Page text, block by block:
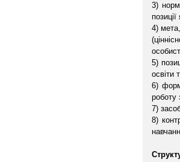
3)
4)
5)
освіти
6)
роботу
7)
8)